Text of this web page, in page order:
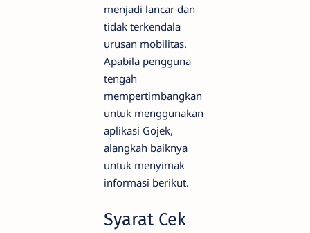
menjadi lancar dan
tidak terkendala
urusan mobilitas.
Apabila pengguna
tengah
mempertimbangkan
untuk menggunakan
aplikasi Gojek,
alangkah baiknya
untuk menyimak
informasi berikut.
Syarat Cek